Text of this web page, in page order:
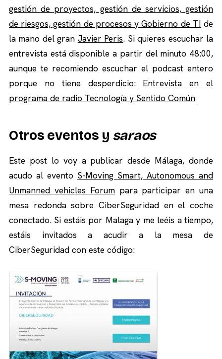
gestión de proyectos, gestión de servicios, gestión
de riesgos, gestión de procesos y Gobierno de TI de
la mano del gran Javier Peris. Si quieres escuchar la
entrevista está disponible a partir del minuto 48:00,
aunque te recomiendo escuchar el podcast entero
porque no tiene desperdicio: Entrevista en el
programa de radio Tecnología y Sentido Común
Otros eventos y saraos
Este post lo voy a publicar desde Málaga, donde
acudo al evento S-Moving Smart, Autonomous and
Unmanned vehicles Forumpara participar en una
mesa redonda sobre CiberSeguridad en el coche
conectado. Si estáis por Malaga y me leéis a tiempo,
estáis invitados a acudir a la mesa de
CiberSeguridad con este código: